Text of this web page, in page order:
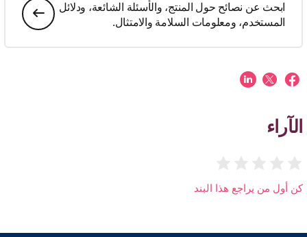
ابحث عن نصائح حول المنتج، والأسئلة الشائعة، ودلائل
المستخدم، ومعلومات السلامة والامتثال.
الآراء
كن أول من يراجع هذا البند